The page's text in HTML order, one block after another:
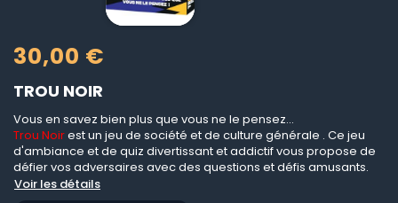
30,00 €
TROU NOIR
Vous en savez bien plus que vous ne le pensez...
Trou Noirest un jeu de société et de culture générale . Ce jeu
d'ambiance et de quiz divertissant et addictif vous propose de
défier vos adversaires avec des questions et défis amusants.
Voir les détails